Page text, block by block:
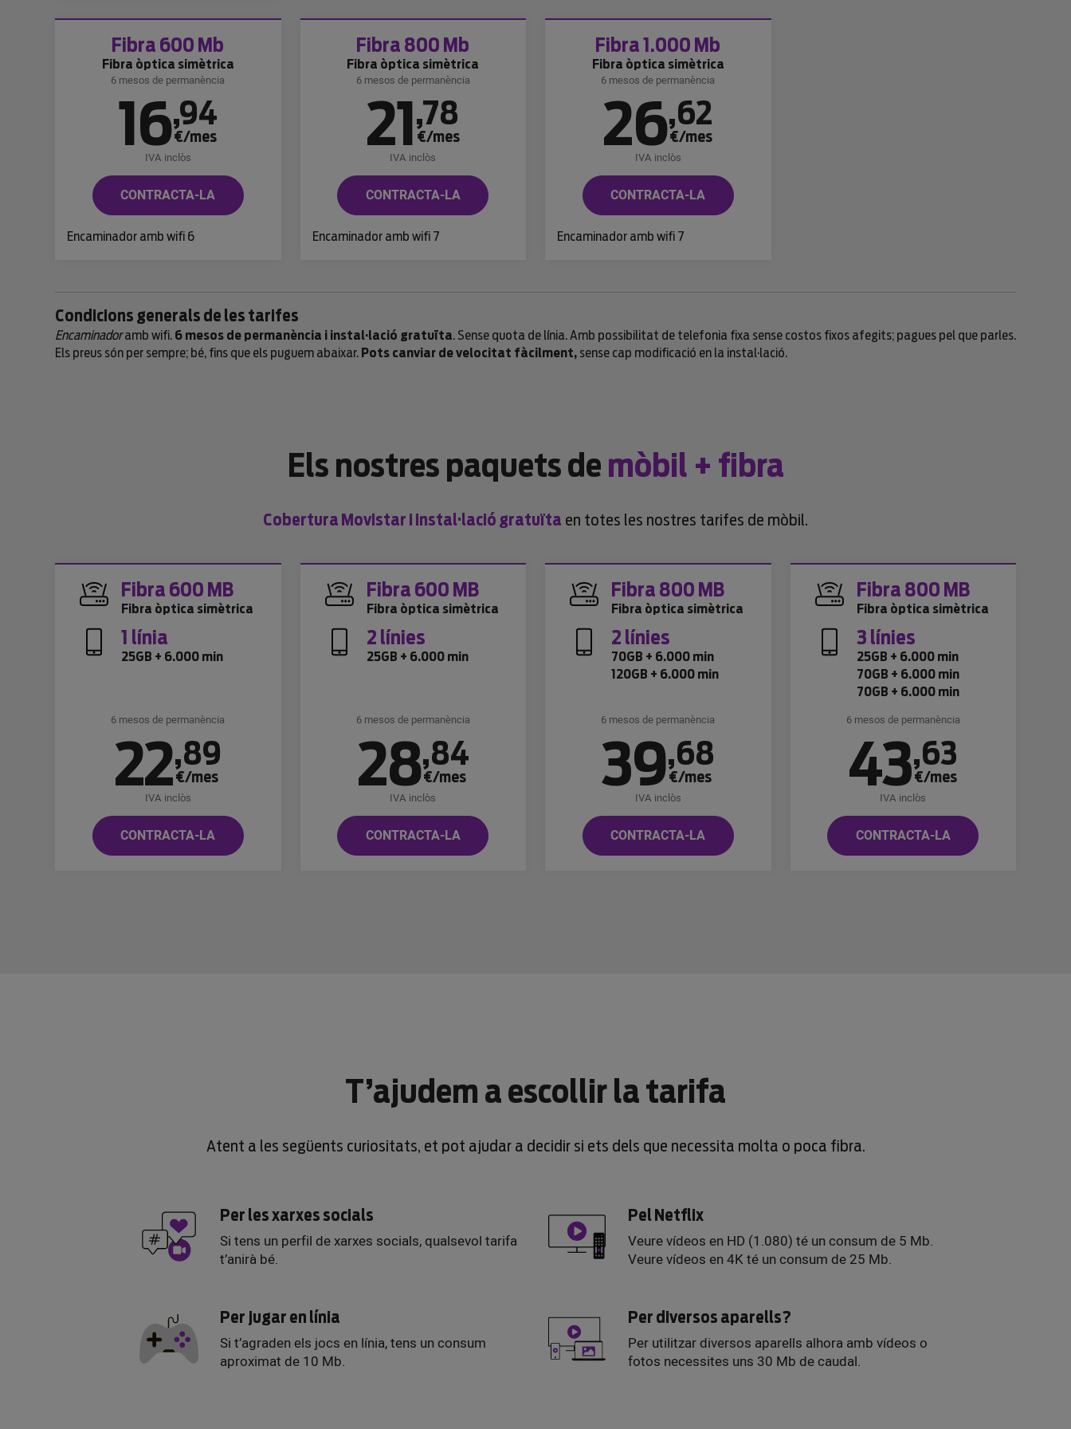
Fibra 600 Mb
Fibra òptica simètrica
6 mesos de permanència
16,94
€/mes
IVA inclòs
CONTRACTA-LA
Encaminador amb wifi 6
Fibra 800 Mb
Fibra òptica simètrica
6 mesos de permanència
21,78
€/mes
IVA inclòs
CONTRACTA-LA
Encaminador amb wifi 7
Fibra 1.000 Mb
Fibra òptica simètrica
6 mesos de permanència
26,62
€/mes
IVA inclòs
CONTRACTA-LA
Encaminador amb wifi 7
Condicions generals de les tarifes
Encaminadoramb wifi. 6 mesos de permanència i instal·lació gratuïta. Sense quota de línia. Amb possibilitat de telefonia fixa sense costos fixos afegits; pagues pel que parles.
Els preus són per sempre; bé, fins que els puguem abaixar. Pots canviar de velocitat fàcilment, sense cap modificació en la instal·lació.
Els nostres paquets de mòbil + fibra
Cobertura Movistar i instal·lació gratuïta en totes les nostres tarifes de mòbil.
Fibra 600 MB
Fibra òptica simètrica
1 línia
25GB + 6.000 min
6 mesos de permanència
22,89
€/mes
IVA inclòs
CONTRACTA-LA
Fibra 600 MB
Fibra òptica simètrica
2 línies
25GB + 6.000 min
6 mesos de permanència
28,84
€/mes
IVA inclòs
CONTRACTA-LA
Fibra 800 MB
Fibra òptica simètrica
2 línies
70GB + 6.000 min
120GB + 6.000 min
6 mesos de permanència
39,68
€/mes
IVA inclòs
CONTRACTA-LA
Fibra 800 MB
Fibra òptica simètrica
3 línies
25GB + 6.000 min
70GB + 6.000 min
70GB + 6.000 min
6 mesos de permanència
43,63
€/mes
IVA inclòs
CONTRACTA-LA
T’ajudem a escollir la tarifa
Atent a les següents curiositats, et pot ajudar a decidir si ets dels que necessita molta o poca fibra.
Per les xarxes socials
Si tens un perfil de xarxes socials, qualsevol tarifa
t’anirà bé.
Pel Netflix
Veure vídeos en HD (1.080) té un consum de 5 Mb.
Veure vídeos en 4K té un consum de 25 Mb.
Per jugar en línia
Si t’agraden els jocs en línia, tens un consum
aproximat de 10 Mb.
Per diversos aparells?
Per utilitzar diversos aparells alhora amb vídeos o
fotos necessites uns 30 Mb de caudal.